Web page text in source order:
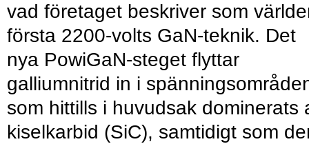
vad företaget beskriver som
första 2200-volts GaN-teknik. Det
nya PowiGaN-steget flyttar
galliumnitrid in i
som hittills i huvudsak dominerats
kiselkarbid (SiC), samtidigt som